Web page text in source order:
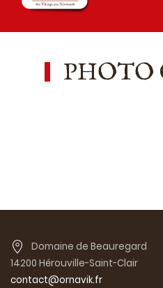
PHOTO
Domaine de Beauregard
14200 Hérouville-Saint-Clair
contact@ornavik.fr